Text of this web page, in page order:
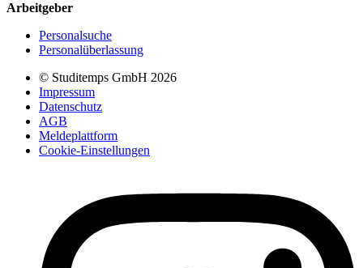
Arbeitgeber
Personalsuche
Personalüberlassung
© Studitemps GmbH 2026
Impressum
Datenschutz
AGB
Meldeplattform
Cookie-Einstellungen